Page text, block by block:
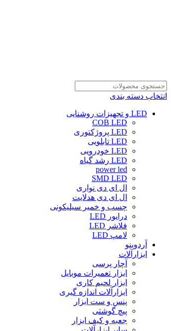
انتخاب دسته بندی
LED و تجهیزات روشنایی
COB LED
LED پروژکتوری
LED تابلویی
LED خودرویی
LED رشد گیاه
power led
SMD LED
ال ای دی نواری
ال ای دی هدلایت
چسب و خمیر سیلیکونی
درایور LED
فلاشر LED
لامپ LED
آردوینو
ابزارآلات
آچار پرسی
ابزار تعمیرات موبایل
ابزار لحیم کاری
ابزارآلات اندازه گیری
پنس و ست ابزار
پیچ گوشتی
جعبه و کیف ابزار